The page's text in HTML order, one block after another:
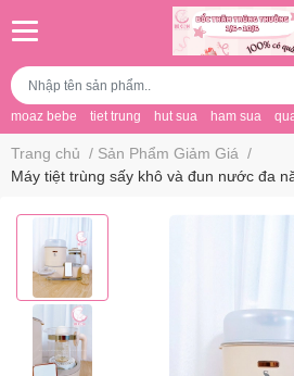
moaz bebe tiet trung hut sua ham sua
Trang chủ / Sản Phẩm Giảm Giá /
Máy tiệt trùng sấy khô và đun nước đa